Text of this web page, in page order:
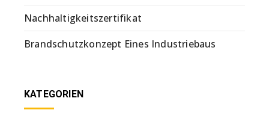
Nachhaltigkeitszertifikat
Brandschutzkonzept Eines Industriebaus
KATEGORIEN